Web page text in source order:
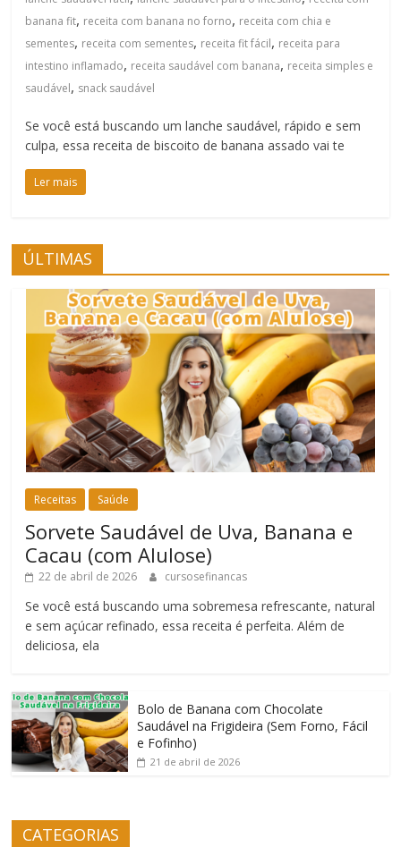
banana fit, receita com banana no forno, receita com chia e
sementes, receita com sementes, receita fit fácil, receita para
intestino inflamado, receita saudável com banana, receita simples e
saudável, snack saudável
Se você está buscando um lanche saudável, rápido e sem
culpa, essa receita de biscoito de banana assado vai te
Ler mais
ÚLTIMAS
Receitas Saúde
Sorvete Saudável de Uva, Banana e
Cacau (com Alulose)
22 de abril de 2026 cursosefinancas
Se você está buscando uma sobremesa refrescante, natural
e sem açúcar refinado, essa receita é perfeita. Além de
deliciosa, ela
Bolo de Banana com Chocolate
Saudável na Frigideira (Sem Forno, Fácil
e Fofinho)
21 de abril de 2026
CATEGORIAS